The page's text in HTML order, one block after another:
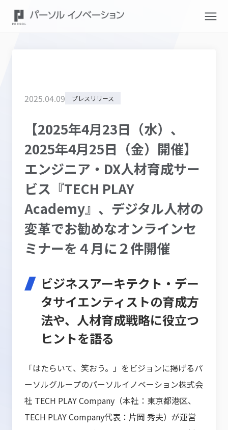
2025.04.09 プレスリリース
【2025年4月23日（水）、
2025年4月25日（金）開催】
エンジニア・DX人材育成サー
ビス『TECH PLAY
Academy』、デジタル人材の
変革でお勧めなオンラインセ
ミナーを４月に２件開催
ビジネスアーキテクト・デー
タサイエンティストの育成方
法や、人材育成戦略に役立つ
ヒントを語る
「はたらいて、笑おう。」をビジョンに掲げるパ
ーソルグループのパーソルイノベーション株式会
社 TECH PLAY Company（本社：東京都港区、
TECH PLAY Company代表：片岡 秀夫）が運営